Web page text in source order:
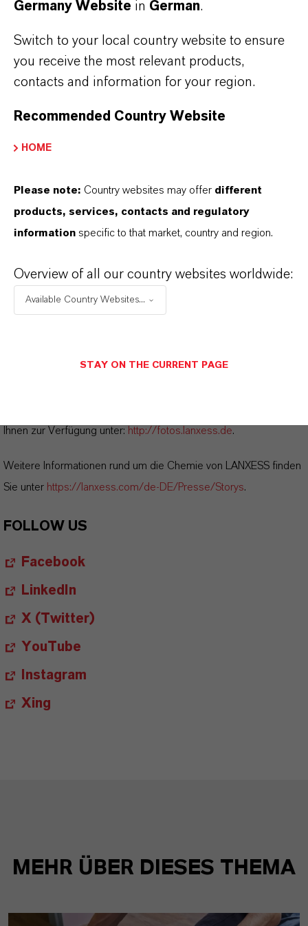
ÜBER LANXESS
ZUKUNFTSGERICHTETE AUSSAGEN
DOWNLOAD
LANXESS präsentiert Desinfektions-
Portfolio erstmals auf der Medica
2025 (PDF, 301,9 KB)
Portfolio erstmals auf der Medica
2025
(RTF, 123 KB)
Alle LANXESS Presse-Informationen sowie die dazugehörigen
Ihnen zur Verfügung unter: http://fotos.lanxess.de.
Weitere Informationen rund um die Chemie von LANXESS finden
Sie unter https://lanxess.com/de-DE/Presse/Storys.
FOLLOW US
Facebook
LinkedIn
X (Twitter)
YouTube
Instagram
Xing
MEHR ÜBER DIESES THEMA
Germany Website in German.
Switch to your local country website to ensure
you receive the most relevant products,
contacts and information for your region.
Recommended Country Website
HOME
Please note: Country websites may offer different
products, services, contacts and regulatory
information specific to that market, country and region.
Overview of all our country websites worldwide:
Available Country Websites...
STAY ON THE CURRENT PAGE